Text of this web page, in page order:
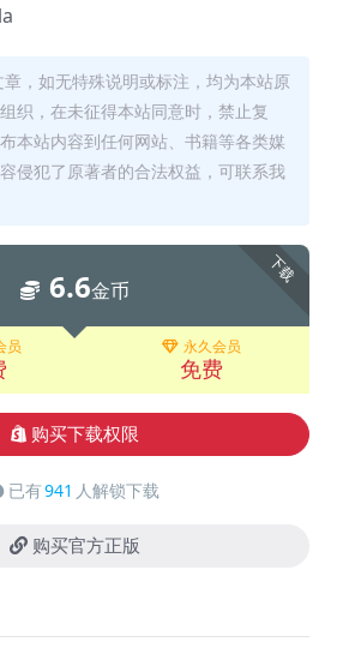
，如无特殊说明或标注，均为本站原
织，在未征得本站同意时，禁止复
本站内容到任何网站、书籍等各类媒
侵犯了原著者的合法权益，可联系我
下载
6.6金币
员 永久会员
免费
购买下载权限
已有941 人解锁下载
购买官方正版